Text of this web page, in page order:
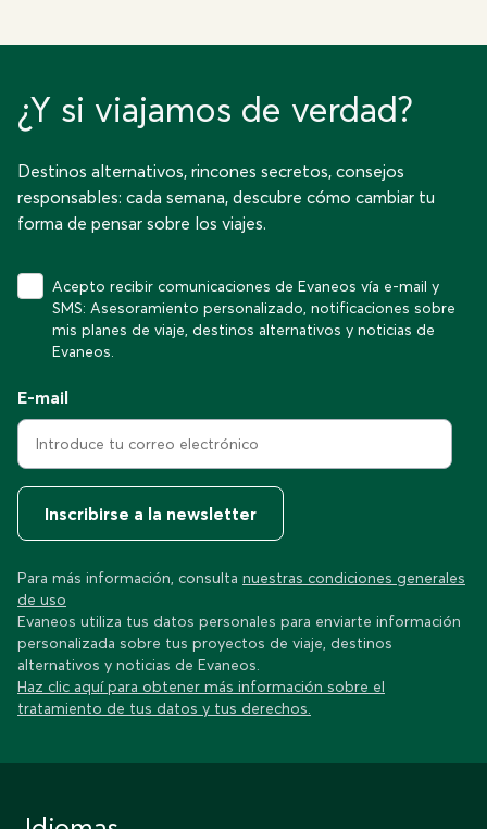
¿Y si viajamos de verdad?
Destinos alternativos, rincones secretos, consejos
responsables: cada semana, descubre cómo cambiar tu
forma de pensar sobre los viajes.
Acepto recibir comunicaciones de Evaneos vía e-mail y
SMS: Asesoramiento personalizado, notificaciones sobre
mis planes de viaje, destinos alternativos y noticias de
Evaneos.
E-mail
Inscribirse a la newsletter
Para más información, consulta nuestras condiciones generales
de uso
Evaneos utiliza tus datos personales para enviarte información
personalizada sobre tus proyectos de viaje, destinos
alternativos y noticias de Evaneos.
Haz clic aquí para obtener más información sobre el
tratamiento de tus datos y tus derechos.